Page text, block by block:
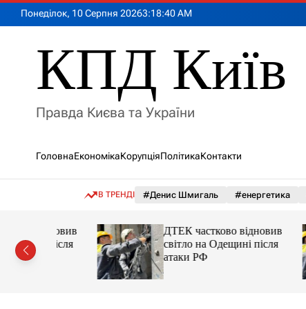
Понеділок, 10 Серпня 20263:18:41AM
КПД Київ
Правда Києва та України
ГоловнаЕкономікаКорупціяПолітикаКонтакти
В ТРЕНДІ #Денис Шмигаль #енергетика
після
ДТЕК частково відновив
світло на Одещині після
атаки РФ